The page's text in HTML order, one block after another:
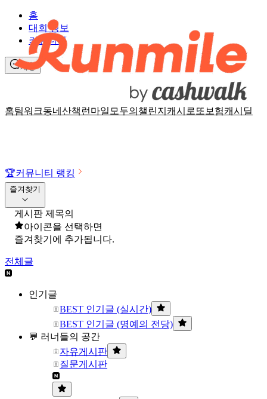
홈팀워크동네산책 런마일 모두의챌린지 캐시로또 보험캐시딜
홈
대회 정보
커뮤니티
채팅
🏆커뮤니티 랭킹
즐겨찾기
게시판 제목의
아이콘을 선택하면
즐겨찾기에 추가됩니다.
전체글
인기글
BEST 인기글 (실시간)
BEST 인기글 (명예의 전당)
💬 러너들의 공간
자유게시판
질문게시판